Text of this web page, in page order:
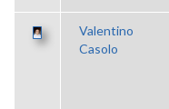
Valentino
Casolo